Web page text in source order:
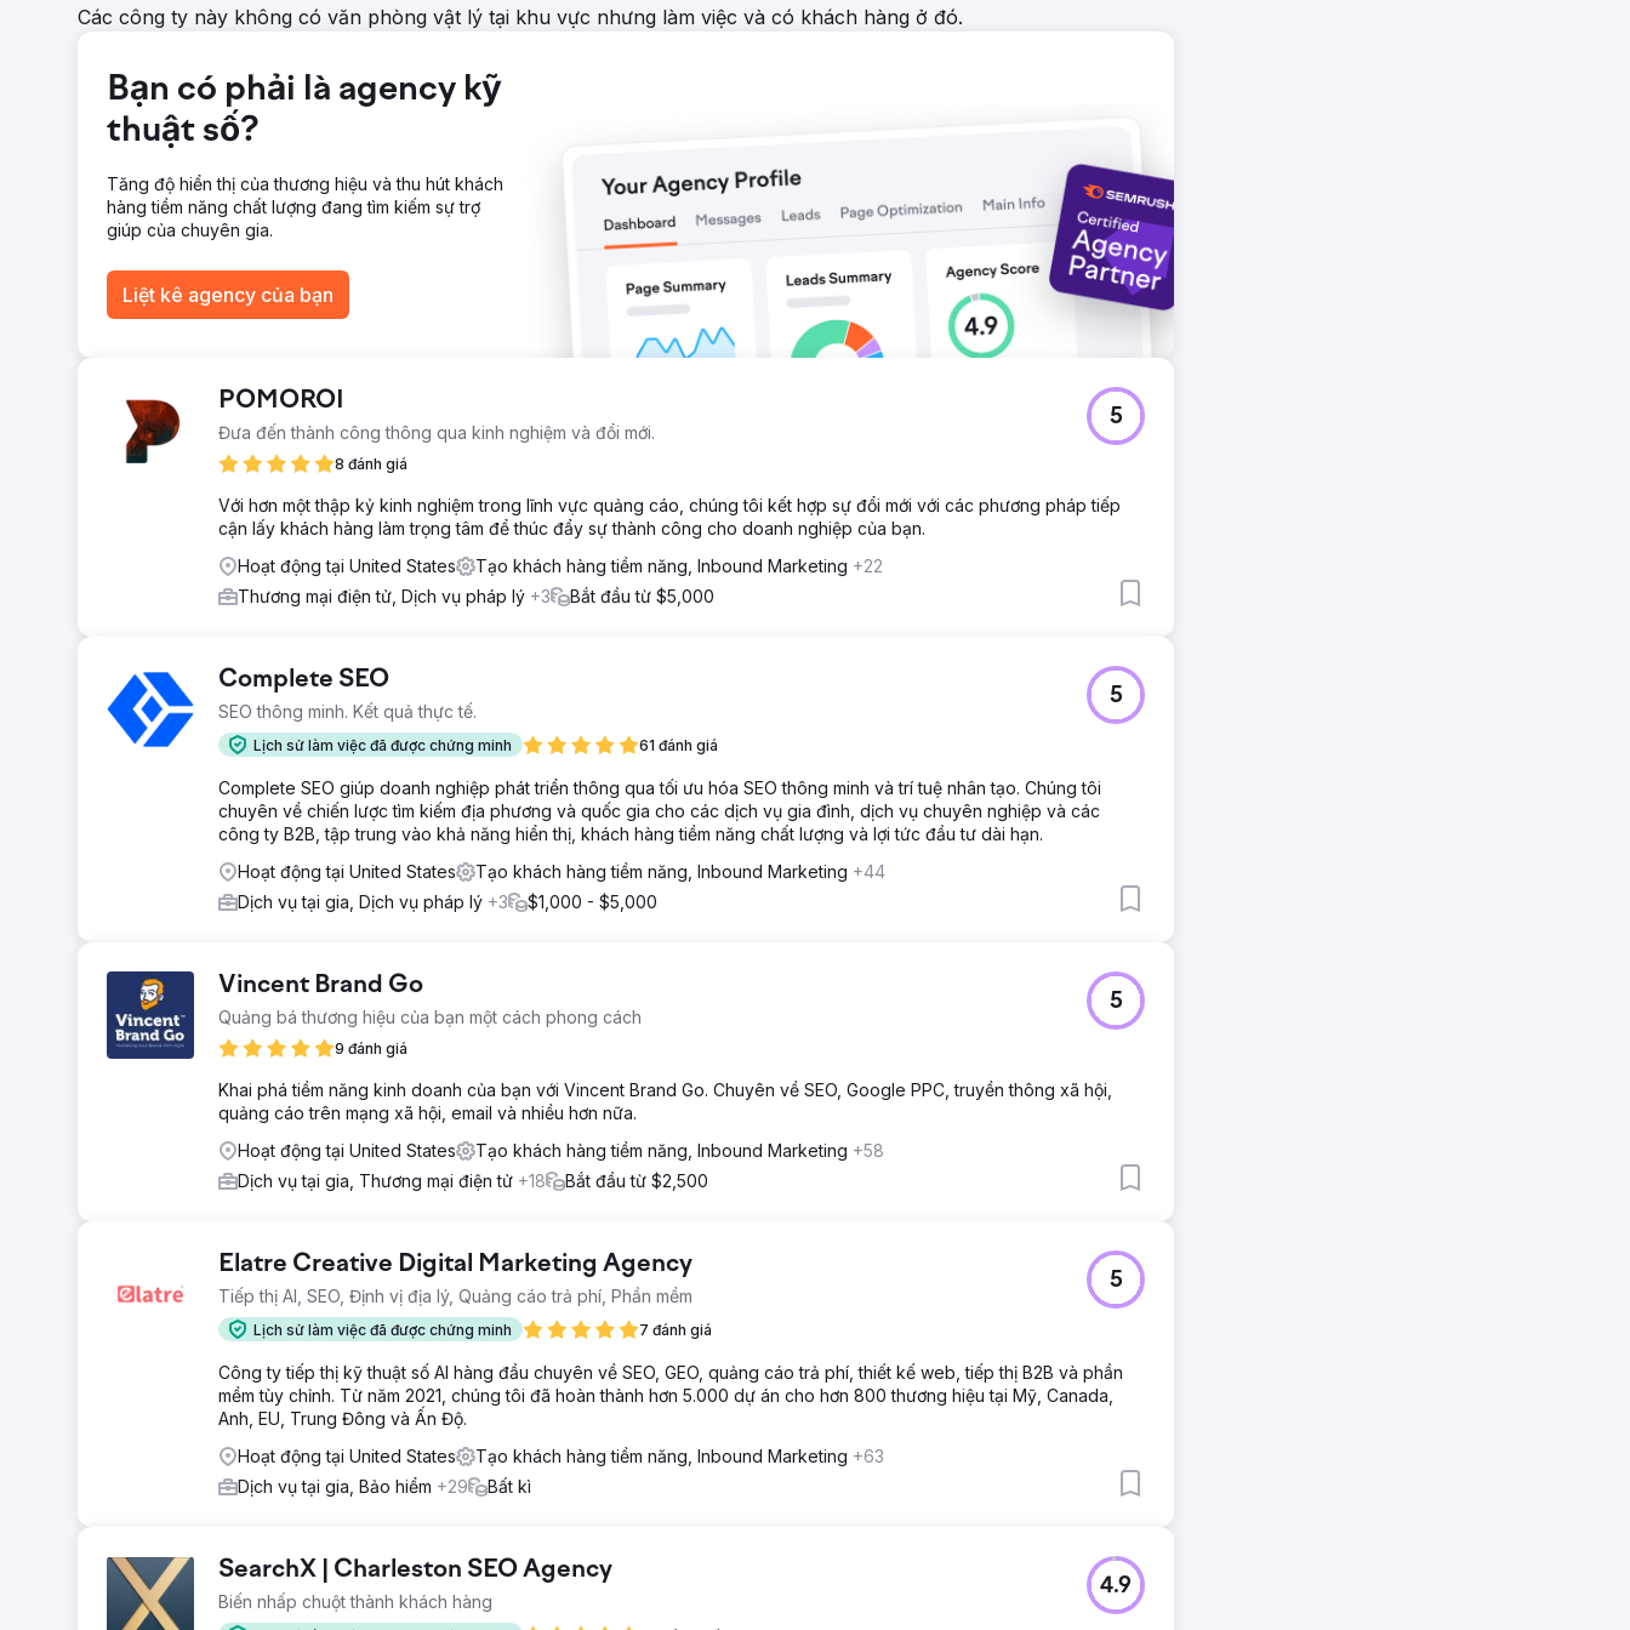
doanh thu thương mại điện tử. Chúng tôi đã đảm bảo CPA cực kỳ thấp là 3,40 đô la, thấp hơn nhiều so với mức trung bình của
điện tử.
Chuyển đến trang agency
Các công ty này không có văn phòng vật lý tại khu vực nhưng làm việc và có khách hàng ở đó.
Bạn có phải là agency kỹ
thuật số?
Tăng độ hiển thị của thương hiệu và thu hút khách
hàng tiềm năng chất lượng đang tìm kiếm sự trợ
giúp của chuyên gia.
Liệt kê agency của bạn
POMOROI
Đưa đến thành công thông qua kinh nghiệm và đổi mới.
8 đánh giá
5
Với hơn một thập kỷ kinh nghiệm trong lĩnh vực quảng cáo, chúng tôi kết hợp sự đổi mới với các phương pháp tiếp
cận lấy khách hàng làm trọng tâm để thúc đẩy sự thành công cho doanh nghiệp của bạn.
Hoạt động tại United States
Tạo khách hàng tiềm năng, Inbound Marketing +22
Thương mại điện tử, Dịch vụ pháp lý +3 Bắt đầu từ $5,000
Complete SEO
SEO thông minh. Kết quả thực tế.
Lịch sử làm việc đã được chứng minh 61 đánh giá
5
Complete SEO giúp doanh nghiệp phát triển thông qua tối ưu hóa SEO thông minh và trí tuệ nhân tạo. Chúng tôi
chuyên về chiến lược tìm kiếm địa phương và quốc gia cho các dịch vụ gia đình, dịch vụ chuyên nghiệp và các
công ty B2B, tập trung vào khả năng hiển thị, khách hàng tiềm năng chất lượng và lợi tức đầu tư dài hạn.
Hoạt động tại United States
Tạo khách hàng tiềm năng, Inbound Marketing +44
Dịch vụ tại gia, Dịch vụ pháp lý +3 $1,000 - $5,000
Vincent Brand Go
Quảng bá thương hiệu của bạn một cách phong cách
9 đánh giá
5
Khai phá tiềm năng kinh doanh của bạn với Vincent Brand Go. Chuyên về SEO, Google PPC, truyền thông xã hội,
quảng cáo trên mạng xã hội, email và nhiều hơn nữa.
Hoạt động tại United States
Tạo khách hàng tiềm năng, Inbound Marketing +58
Dịch vụ tại gia, Thương mại điện tử +18 Bắt đầu từ $2,500
Elatre Creative Digital Marketing Agency
Tiếp thị AI, SEO, Định vị địa lý, Quảng cáo trả phí, Phần mềm
Lịch sử làm việc đã được chứng minh 7 đánh giá
5
Công ty tiếp thị kỹ thuật số AI hàng đầu chuyên về SEO, GEO, quảng cáo trả phí, thiết kế web, tiếp thị B2B và phần
mềm tùy chỉnh. Từ năm 2021, chúng tôi đã hoàn thành hơn 5.000 dự án cho hơn 800 thương hiệu tại Mỹ, Canada,
Anh, EU, Trung Đông và Ấn Độ.
Hoạt động tại United States
Tạo khách hàng tiềm năng, Inbound Marketing +63
Dịch vụ tại gia, Bảo hiểm +29 Bất kì
SearchX | Charleston SEO Agency
Biến nhấp chuột thành khách hàng
4.9